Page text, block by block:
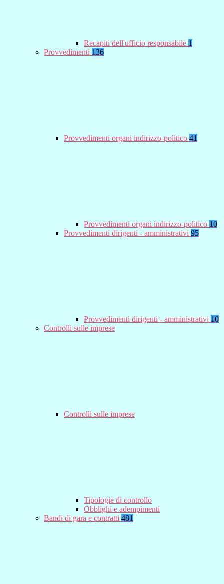
Recapiti dell'ufficio responsabile 1
Provvedimenti 136
Provvedimenti organi indirizzo-politico 41
Provvedimenti organi indirizzo-politico 10
Provvedimenti dirigenti - amministrativi 95
Provvedimenti dirigenti - amministrativi 10
Controlli sulle imprese
Controlli sulle imprese
Tipologie di controllo
Obblighi e adempimenti
Bandi di gara e contratti 481